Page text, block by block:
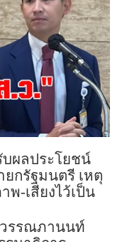
บผลประโยชน์
ยกรัฐมนตรี เหตุ
พ-เสียงไว้เป็น
วรรณภานนท์